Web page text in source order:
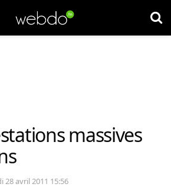
massives
28 avril 2011 15:56